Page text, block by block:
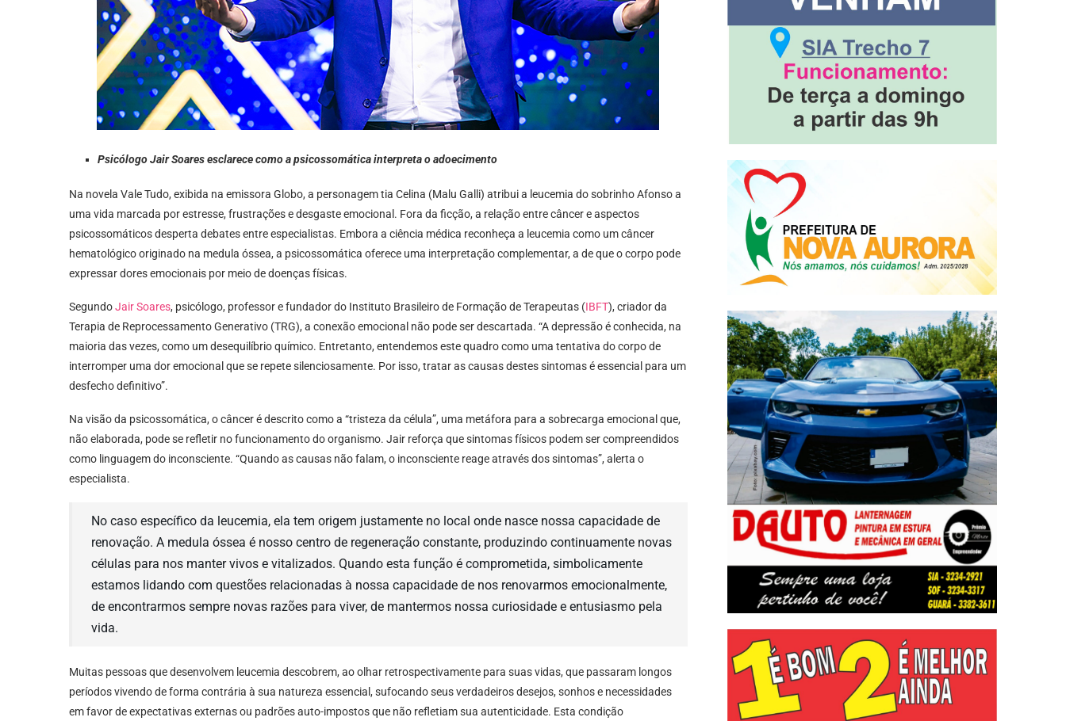
Psicólogo Jair Soares esclarece como a psicossomática interpreta o adoecimento
Na novela Vale Tudo, exibida na emissora Globo, a personagem tia Celina (Malu Galli) atribui a leucemia do sobrinho Afonso a
uma vida marcada por estresse, frustrações e desgaste emocional. Fora da ficção, a relação entre câncer e aspectos
psicossomáticos desperta debates entre especialistas. Embora a ciência médica reconheça a leucemia como um câncer
hematológico originado na medula óssea, a psicossomática oferece uma interpretação complementar, a de que o corpo pode
expressar dores emocionais por meio de doenças físicas.
SegundoJair Soares, psicólogo, professor e fundador do Instituto Brasileiro de Formação de Terapeutas (IBFT), criador da
Terapia de Reprocessamento Generativo (TRG), a conexão emocional não pode ser descartada. “A depressão é conhecida, na
maioria das vezes, como um desequilíbrio químico. Entretanto, entendemos este quadro como uma tentativa do corpo de
interromper uma dor emocional que se repete silenciosamente. Por isso, tratar as causas destes sintomas é essencial para um
desfecho definitivo”.
Na visão da psicossomática, o câncer é descrito como a “tristeza da célula”, uma metáfora para a sobrecarga emocional que,
não elaborada, pode se refletir no funcionamento do organismo. Jair reforça que sintomas físicos podem ser compreendidos
como linguagem do inconsciente. “Quando as causas não falam, o inconsciente reage através dos sintomas”, alerta o
especialista.
No caso específico da leucemia, ela tem origem justamente no local onde nasce nossa capacidade de
renovação. A medula óssea é nosso centro de regeneração constante, produzindo continuamente novas
células para nos manter vivos e vitalizados. Quando esta função é comprometida, simbolicamente
estamos lidando com questões relacionadas à nossa capacidade de nos renovarmos emocionalmente,
de encontrarmos sempre novas razões para viver, de mantermos nossa curiosidade e entusiasmo pela
vida.
Muitas pessoas que desenvolvem leucemia descobrem, ao olhar retrospectivamente para suas vidas, que passaram longos
períodos vivendo de forma contrária à sua natureza essencial, sufocando seus verdadeiros desejos, sonhos e necessidades
em favor de expectativas externas ou padrões auto-impostos que não refletiam sua autenticidade. Esta condição